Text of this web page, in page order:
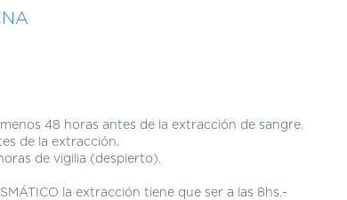
48 horas antes de la extracción de sangre.
de la extracción.
de vigilia (despierto).
la extracción tiene que ser a las 8hs.-